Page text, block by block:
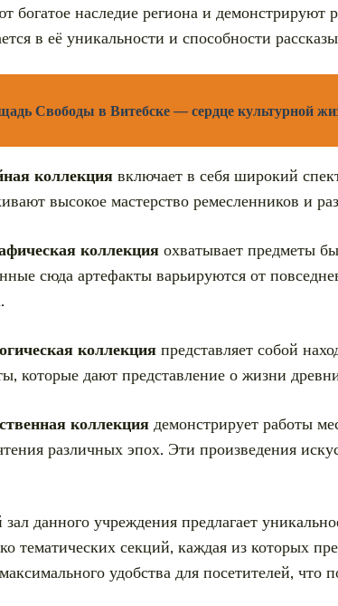
богатое наследие региона и
в её уникальности и способности
Свободы в Витебске — сердце культурной
коллекция включает в себя широкий
высокое мастерство ремесленников и
коллекция охватывает предметы
сюда артефакты варьируются от
коллекция представляет собой
которые дают представление о жизни
коллекция демонстрирует работы
различных эпох. Эти произведения
данного учреждения предлагает
тематических секций, каждая из которых
удобства для посетителей, что